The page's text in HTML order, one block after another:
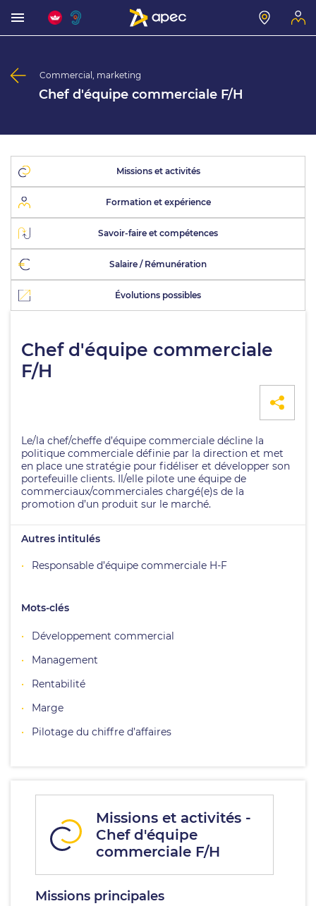
Commercial, marketing
Chef d'équipe commerciale F/H
Missions et activités
Formation et expérience
Savoir-faire et compétences
Salaire / Rémunération
Évolutions possibles
Chef d'équipe commerciale
F/H
Le/la chef/cheffe d’équipe commerciale décline la
politique commerciale définie par la direction et met
en place une stratégie pour fidéliser et développer son
portefeuille clients. Il/elle pilote une équipe de
commerciaux/commerciales chargé(e)s de la
promotion d’un produit sur le marché.
Autres intitulés
Responsable d’équipe commerciale H-F
Mots-clés
Développement commercial
Management
Rentabilité
Marge
Pilotage du chiffre d’affaires
Missions et activités -
Chef d'équipe
commerciale F/H
Missions principales